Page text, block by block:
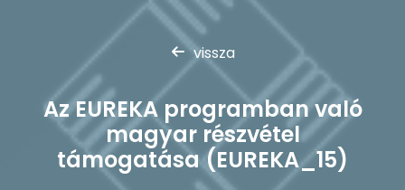
Szolgáltatások
Hírek
Partnerek
Kapcsolat
Keresés
vissza
Az EUREKA programban való
magyar részvétel
támogatása (EUREKA_15)